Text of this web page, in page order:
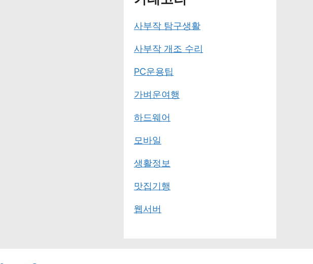
사부작 탐구생활
사부작 개조 수리
PC운용팁
가벼운여행
하드웨어
모바일
생활정보
맛집기행
웹서버